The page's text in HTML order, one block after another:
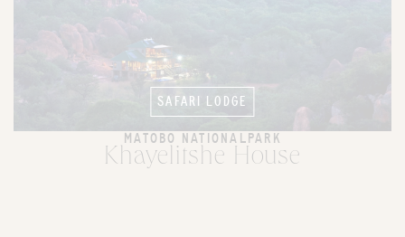
SAFARI LODGE
MATOBO NATIONALPARK
Khayelitshe House